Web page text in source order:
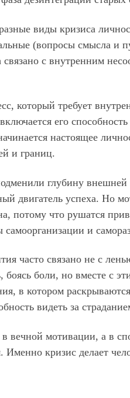
виды кризиса
(вопросы смысла и
связано с внутренним
который требует
его
настоящее
и границ.
глубину
двигатель успеха. Но
потому что рушатся
и
часто связано не с
боясь боли, но вместе с
в котором
видеть за
в вечной мотивации, а в
Именно кризис делает